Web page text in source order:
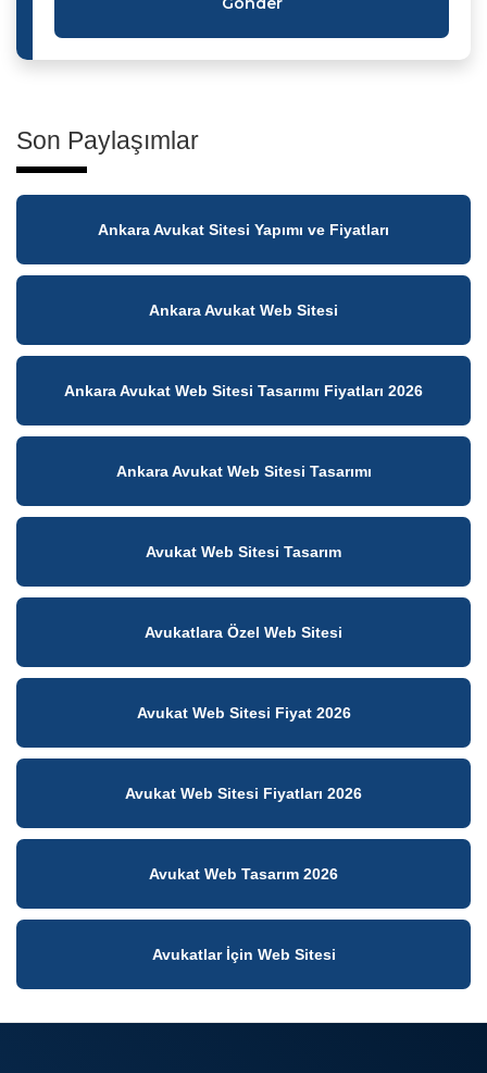
Son Paylaşımlar
Ankara Avukat Sitesi Yapımı ve Fiyatları
Ankara Avukat Web Sitesi
Ankara Avukat Web Sitesi Tasarımı Fiyatları 2026
Ankara Avukat Web Sitesi Tasarımı
Avukat Web Sitesi Tasarım
Avukatlara Özel Web Sitesi
Avukat Web Sitesi Fiyat 2026
Avukat Web Sitesi Fiyatları 2026
Avukat Web Tasarım 2026
Avukatlar İçin Web Sitesi